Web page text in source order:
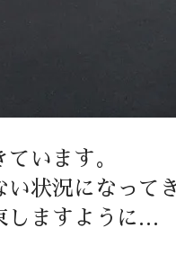
います。
い状況になって
しますように…